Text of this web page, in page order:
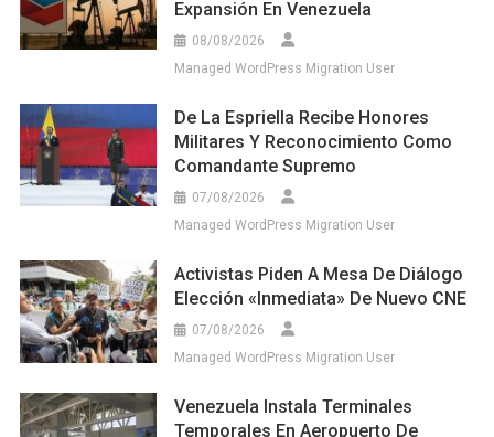
Expansión En Venezuela
08/08/2026
Managed WordPress Migration User
De La Espriella Recibe Honores
Militares Y Reconocimiento Como
Comandante Supremo
07/08/2026
Managed WordPress Migration User
Activistas Piden A Mesa De Diálogo
Elección «inmediata» De Nuevo CNE
07/08/2026
Managed WordPress Migration User
Venezuela Instala Terminales
Temporales En Aeropuerto De